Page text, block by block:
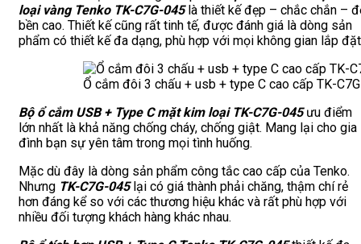
loại vàng Tenko TK-C7G-045là thiết kế đẹp – chắc chắn –
bền cao. Thiết kế cũng rất tinh tế, được đánh giá là dòng sản
phẩm có thiết kế đa dạng, phù hợp với mọi không gian lắp
Ổ cắm đôi 3 chấu + usb + type C cao cấp TK-
Bộ ổ cắm USB + Type C mặt kim loại TK-C7G-045ưu điểm
lớn nhất là khả năng chống cháy, chống giật. Mang lại cho gia
đình bạn sự yên tâm trong mọi tình huống.
Mặc dù đây là dòng sản phẩm công tắc cao cấp của Tenko.
Nhưng TK-C7G-045lại có giá thành phải chăng, thậm chí rẻ
hơn đáng kể so với các thương hiệu khác và rất phù hợp với
nhiều đối tượng khách hàng khác nhau.